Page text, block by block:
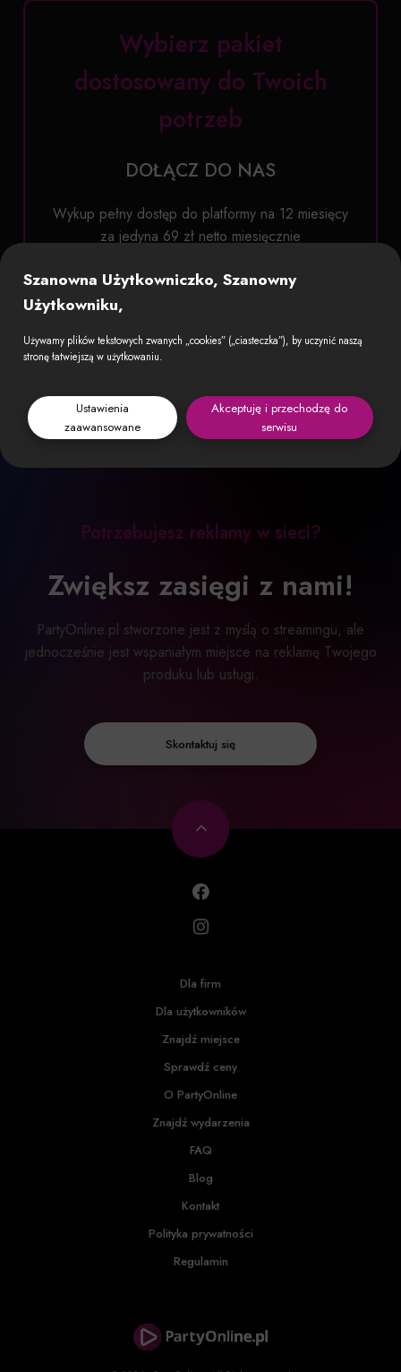
Wybierz pakiet
dostosowany do Twoich
potrzeb
DOŁĄCZ DO NAS
Wykup pełny dostęp do platformy na 12 miesięcy
za jedyna 69 zł netto miesięcznie
resutaruacji w Polsce.
Daj się znaleźć w internecie i zyskaj nowych
Potrzebujesz reklamy w sieci?
Zwiększ zasięgi z nami!
PartyOnline.pl stworzone jest z myślą o streamingu, ale
jednocześnie jest wspaniałym miejsce na reklamę Twojego
produku lub usługi.
Skontaktuj się
Dla firm
Dla użytkowników
Znajdź miejsce
Sprawdź ceny
O PartyOnline
Znajdź wydarzenia
FAQ
Blog
Kontakt
Polityka prywatności
Regulamin
Szanowna Użytkowniczko, Szanowny
Użytkowniku,
Używamy plików tekstowych zwanych „cookies” („ciasteczka”), by uczynić naszą
stronę łatwiejszą w użytkowaniu.
Ustawienia
zaawansowane
Akceptuję i przechodzę do
serwisu